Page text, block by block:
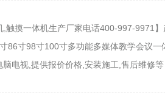
,触摸一体机生产厂家电话400-997-
86寸98寸100寸多功能多媒体教学会议
电视,提供报价价格,安装施工,售后维修等